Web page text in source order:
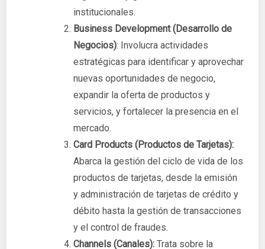
institucionales.
Business Development (Desarrollo de
Negocios): Involucra actividades
estratégicas para identificar y aprovechar
nuevas oportunidades de negocio,
expandir la oferta de productos y
servicios, y fortalecer la presencia en el
mercado.
Card Products (Productos de Tarjetas):
Abarca la gestión del ciclo de vida de los
productos de tarjetas, desde la emisión
y administración de tarjetas de crédito y
débito hasta la gestión de transacciones
y el control de fraudes.
Channels (Canales): Trata sobre la